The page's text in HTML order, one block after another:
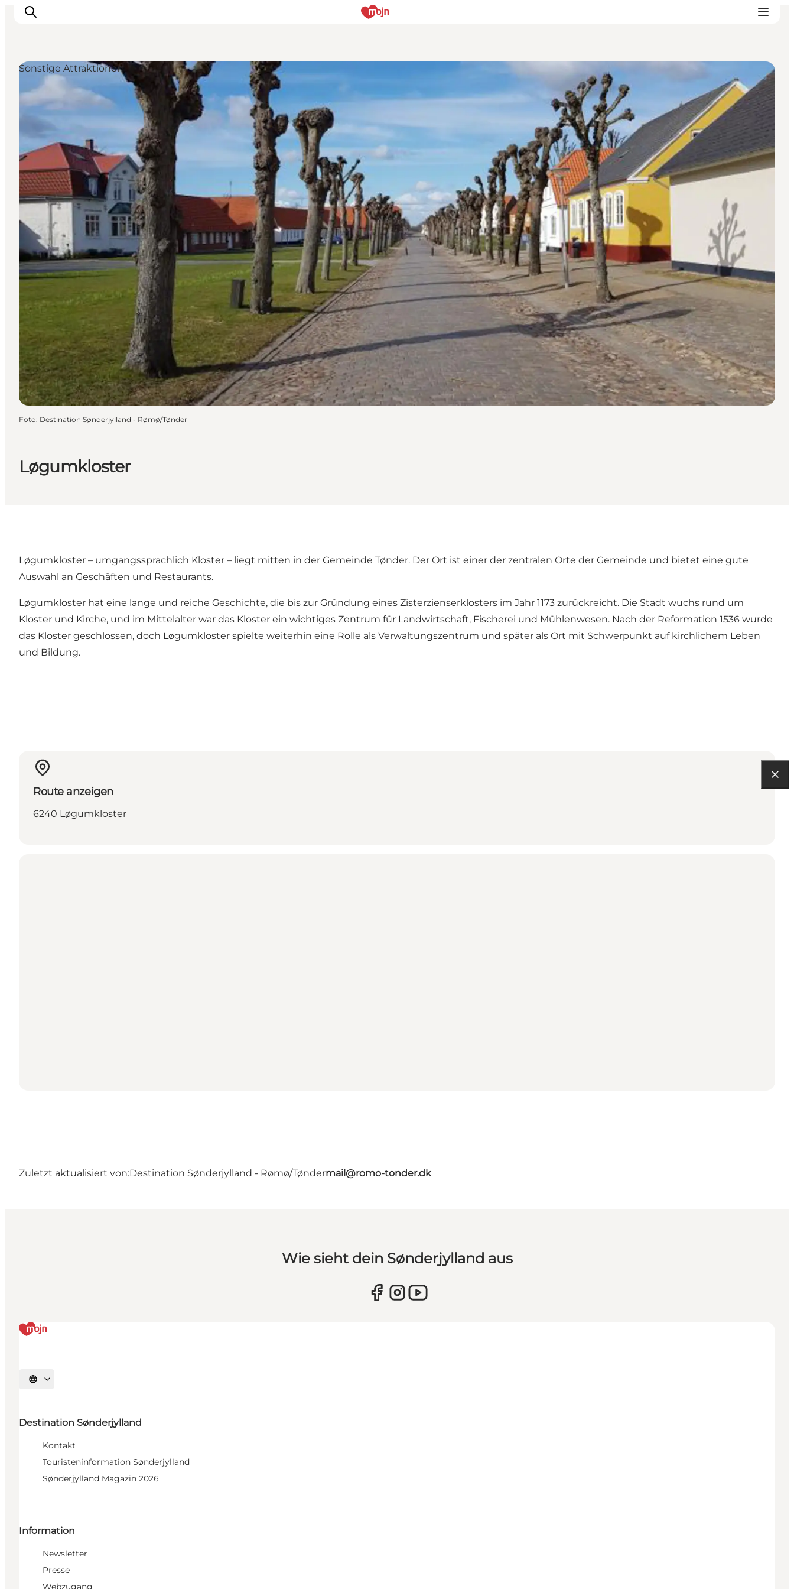
Erlebnisse
Städte und Regionen
Events
Übernachtung
Plane deine Reise
Booking
Løgumkloster
Sonstige Attraktionen
Foto: Destination Sønderjylland - Rømø/Tønder
Løgumkloster – umgangssprachlich Kloster – liegt mitten in der Gemeinde Tønder. Der Ort ist einer der zentralen Orte der Gemeinde und bietet eine gute
Auswahl an Geschäften und Restaurants.
Løgumkloster hat eine lange und reiche Geschichte, die bis zur Gründung eines Zisterzienserklosters im Jahr 1173 zurückreicht. Die Stadt wuchs rund um
Kloster und Kirche, und im Mittelalter war das Kloster ein wichtiges Zentrum für Landwirtschaft, Fischerei und Mühlenwesen. Nach der Reformation 1536 wurde
das Kloster geschlossen, doch Løgumkloster spielte weiterhin eine Rolle als Verwaltungszentrum und später als Ort mit Schwerpunkt auf kirchlichem Leben
und Bildung.
Route anzeigen
6240 Løgumkloster
Zuletzt aktualisiert von:Destination Sønderjylland - Rømø/Tøndermail@romo-tonder.dk
Wie sieht dein Sønderjylland aus
Sprache auswählen
Destination Sønderjylland
Kontakt
Touristeninformation Sønderjylland
Sønderjylland Magazin 2026
Information
Newsletter
Presse
Webzugang